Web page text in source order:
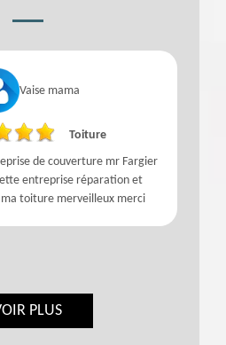
Vaise mama
Toiture
de couverture mr Fargier
entreprise réparation et
toiture merveilleux merci
PLUS